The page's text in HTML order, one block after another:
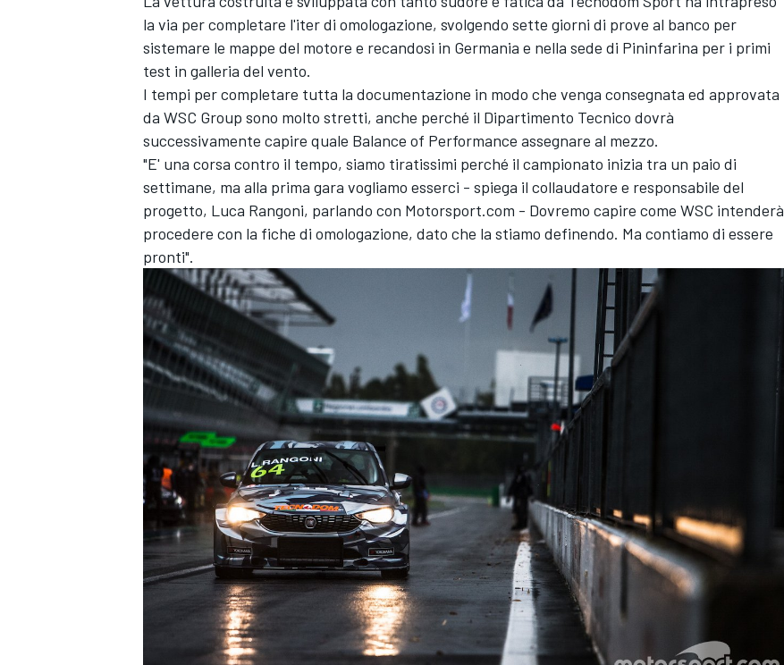
MONOPOSTO
la via per completare l'iter di omologazione, svolgendo sette giorni di prove al banco per
sistemare le mappe del motore e recandosi in Germania e nella sede di Pininfarina per i primi
test in galleria del vento.
I tempi per completare tutta la documentazione in modo che venga consegnata ed approvata
da WSC Group sono molto stretti, anche perché il Dipartimento Tecnico dovrà
successivamente capire quale Balance of Performance assegnare al mezzo.
"E' una corsa contro il tempo, siamo tiratissimi perché il campionato inizia tra un paio di
settimane, ma alla prima gara vogliamo esserci - spiega il collaudatore e responsabile del
progetto, Luca Rangoni, parlando con Motorsport.com - Dovremo capire come WSC intenderà
procedere con la fiche di omologazione, dato che la stiamo definendo. Ma contiamo di essere
pronti".